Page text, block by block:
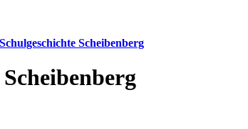
Schulgeschichte Scheibenberg